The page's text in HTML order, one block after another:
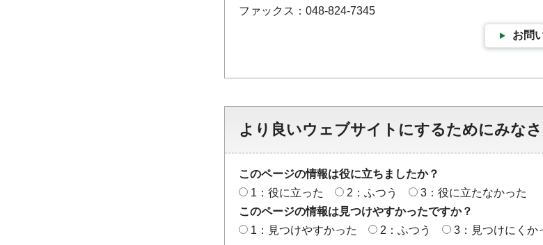
ファックス：048-824-7345
お問
より良いウェブサイトにするためにみな
このページの情報は役に立ちましたか？
1：役に立った
2：ふつう
3：役に立たなかった
このページの情報は見つけやすかったですか？
1：見つけやすかった
2：ふつう 3：見つけにくか